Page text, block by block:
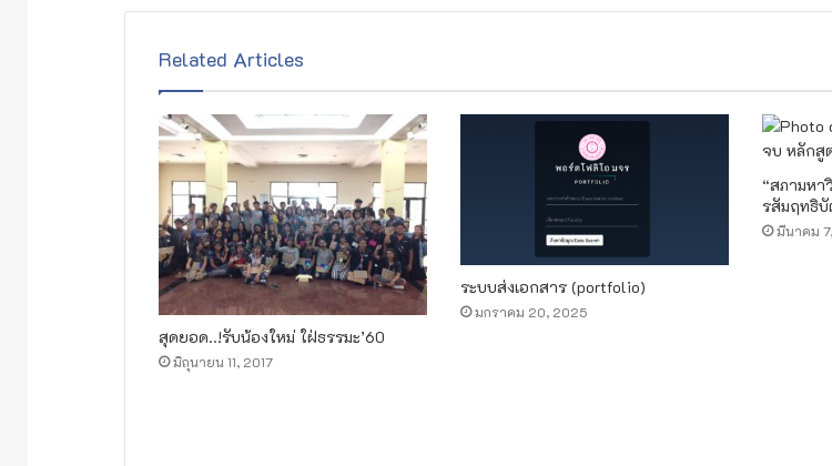
Related Articles
สุดยอด..!รับน้องใหม่ ใฝ่ธรรมะ’60
มิถุนายน 11, 2017
ระบบส่งเอกสาร (portfolio)
มกราคม 20, 2025
“สภามห
รสัมฤทธิ
มีนาคม